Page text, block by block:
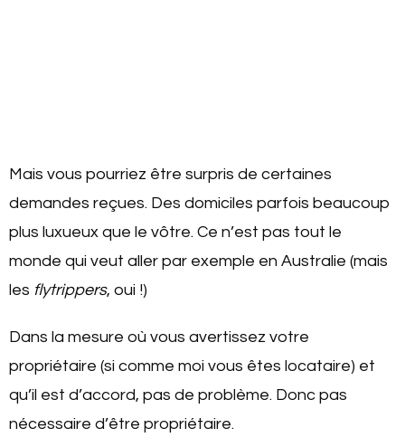
Mais vous pourriez être surpris de certaines
demandes reçues. Des domiciles parfois beaucoup
plus luxueux que le vôtre. Ce n’est pas tout le
monde qui veut aller par exemple en Australie (mais
les flytrippers, oui !)
Dans la mesure où vous avertissez votre
propriétaire (si comme moi vous êtes locataire) et
qu’il est d’accord, pas de problème. Donc pas
nécessaire d’être propriétaire.